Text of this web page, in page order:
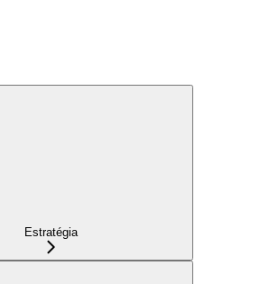
Estratégia